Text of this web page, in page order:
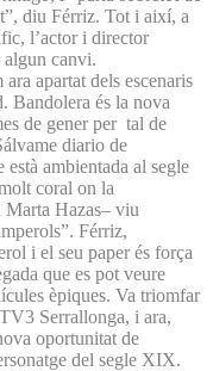
diu Férriz. Tot i així, a
l’actor i director
algun canvi.
apartat dels escenaris
Bandolera és la nova
de gener per tal de
diario de
ambientada al segle
coral on la
Marta Hazas– viu
Férriz,
i el seu paper és força
que es pot veure
èpiques. Va triomfar
Serrallonga, i ara,
oportunitat de
del segle XIX.